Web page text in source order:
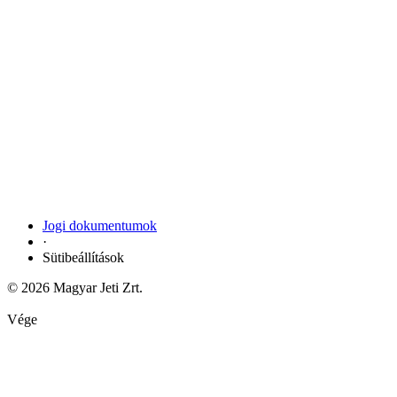
Jogi dokumentumok
·
Sütibeállítások
© 2026 Magyar Jeti Zrt.
Vége